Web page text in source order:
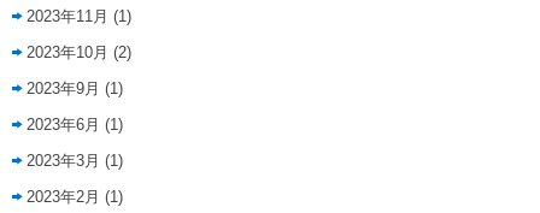
2023年11月 (1)
2023年10月 (2)
2023年9月 (1)
2023年6月 (1)
2023年3月 (1)
2023年2月 (1)